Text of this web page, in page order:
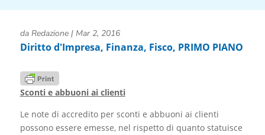
da Redazione| Mar 2, 2016
Diritto d'Impresa, Finanza, Fisco, PRIMO PIANO
Sconti e abbuoni ai clienti
Le note di accredito per sconti e abbuoni ai clienti
possono essere emesse, nel rispetto di quanto statuisce